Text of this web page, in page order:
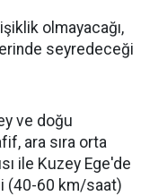
olmayacağı,
seyredeceği
ve doğu
ara sıra orta
ile Kuzey Ege'de
(40-60 km/saat)